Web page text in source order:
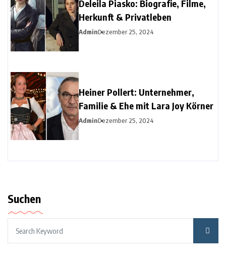
Deleila Piasko: Biografie, Filme,
Herkunft & Privatleben
AdminDezember 25, 2024
Heiner Pollert: Unternehmer,
Familie & Ehe mit Lara Joy Körner
AdminDezember 25, 2024
Suchen